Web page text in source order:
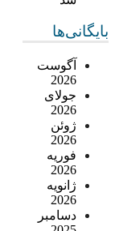
بایگانی‌ها
آگوست
2026
جولای
2026
ژوئن
2026
فوریه
2026
ژانویه
2026
دسامبر